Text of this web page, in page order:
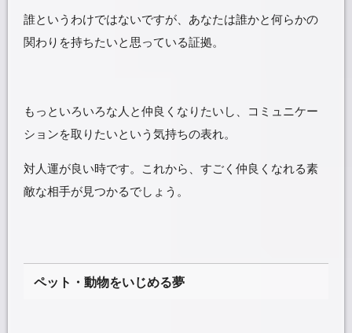
誰というわけではないですが、あなたは誰かと何らかの
関わりを持ちたいと思っている証拠。
もっといろいろな人と仲良くなりたいし、コミュニケー
ションを取りたいという気持ちの表れ。
対人運が良い時です。これから、すごく仲良くなれる素
敵な相手が見つかるでしょう。
ペット・動物をいじめる夢